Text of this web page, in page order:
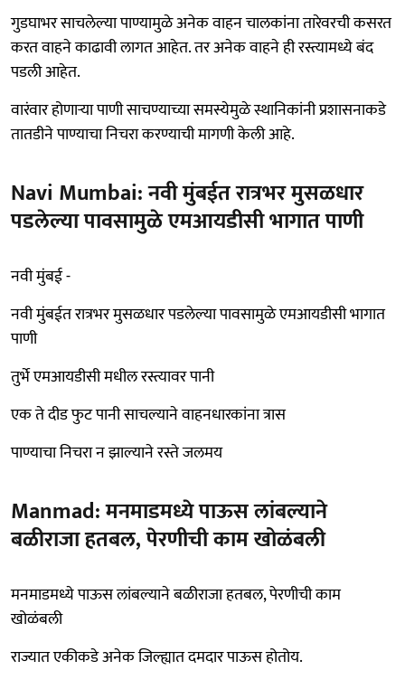
गुडघाभर साचलेल्या पाण्यामुळे अनेक वाहन चालकांना तारेवरची कसरत
करत वाहने काढावी लागत आहेत. तर अनेक वाहने ही रस्त्यामध्ये बंद
पडली आहेत.
वारंवार होणाऱ्या पाणी साचण्याच्या समस्येमुळे स्थानिकांनी प्रशासनाकडे
तातडीने पाण्याचा निचरा करण्याची मागणी केली आहे.
Navi Mumbai: नवी मुंबईत रात्रभर मुसळधार
पडलेल्या पावसामुळे एमआयडीसी भागात पाणी
नवी मुंबई -
नवी मुंबईत रात्रभर मुसळधार पडलेल्या पावसामुळे एमआयडीसी भागात
पाणी
तुर्भे एमआयडीसी मधील रस्त्यावर पानी
एक ते दीड फुट पानी साचल्याने वाहनधारकांना त्रास
पाण्याचा निचरा न झाल्याने रस्ते जलमय
Manmad: मनमाडमध्ये पाऊस लांबल्याने
बळीराजा हतबल, पेरणीची काम खोळंबली
मनमाडमध्ये पाऊस लांबल्याने बळीराजा हतबल, पेरणीची काम
खोळंबली
राज्यात एकीकडे अनेक जिल्ह्यात दमदार पाऊस होतोय.